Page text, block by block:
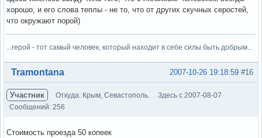
хорошо, и его слова теплы - не то, что от других скучных серостей,
что окружают порой)
...герой - тот самый человек, который находит в себе силы быть добрым...
Вне форума #16
2007-10-26 19:18:59
Tramontana
Участник Откуда: Крым, Севастополь.
Здесь с 2007-08-07
Сообщений: 256
Стоимость проезда 50 копеек